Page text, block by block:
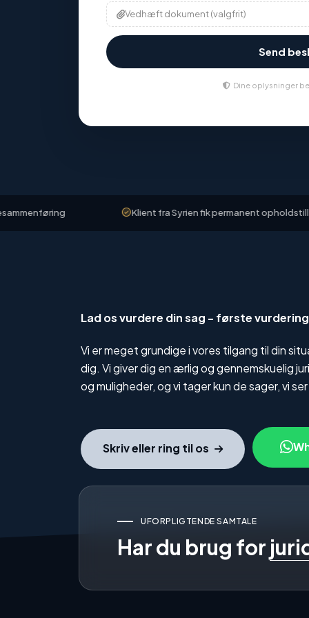
Vedhæft dokument (valgfrit)
Send
Dine oplysninger
Klient fra Syrien fik permanent opholdstilladelse
Lad os vurdere din sag - første
Vi er meget grundige i vores tilgang til din
dig. Vi giver dig en ærlig og gennemskuelig
og muligheder, og vi tager kun de sager, vi
Skriv eller ring til os
UFORPLIGTENDE SAMTALE
Har du brug for